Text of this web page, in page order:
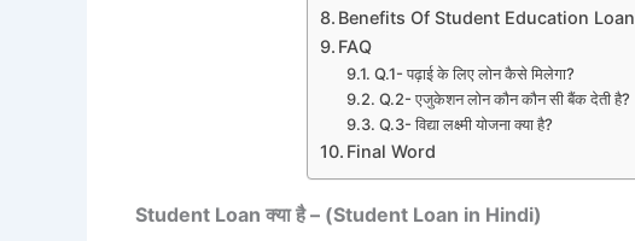
Benefits Of Student Education Loan
FAQ
Q.1- पढ़ाई के लिए लोन कैसे मिलेगा?
Q.2- एजुकेशन लोन कौन कौन सी बैंक देती है?
Q.3- विद्या लक्ष्मी योजना क्या है?
Final Word
Student Loan क्या है – (Student Loan in Hindi)